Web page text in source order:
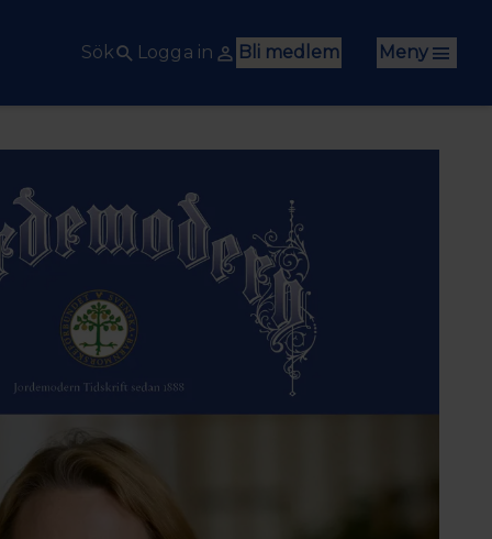
Sök
Logga in Bli medlem Meny